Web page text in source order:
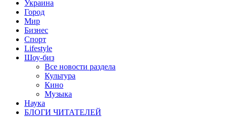
Украина
Город
Мир
Бизнес
Спорт
Lifestyle
Шоу-биз
Все новости раздела
Культура
Кино
Музыка
Наука
БЛОГИ ЧИТАТЕЛЕЙ